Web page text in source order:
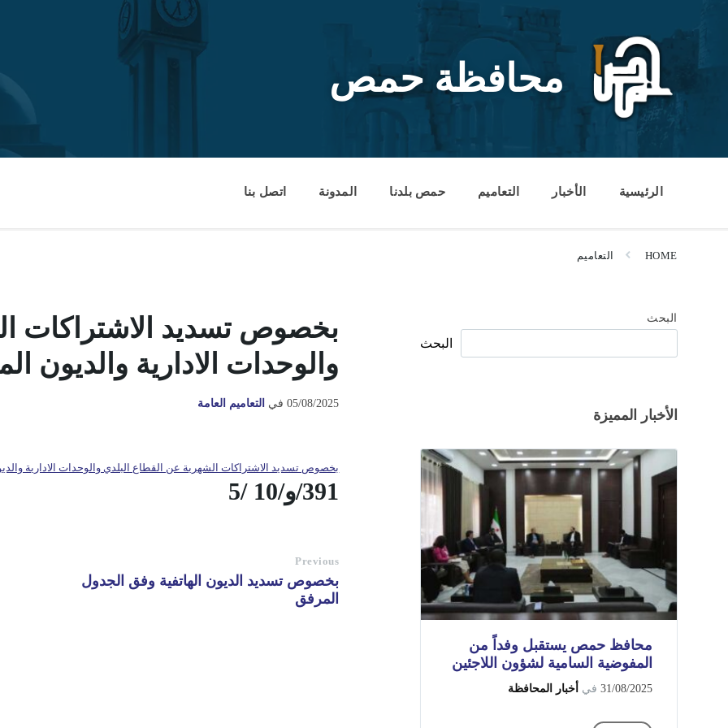
content
محافظة حمص
الرئيسية الأخبار التعاميم حمص بلدنا المدونة اتصل بنا
HOME التعاميم
بخصوص تسديد الاشتراكات
والوحدات الادارية والديون
05/08/2025 في التعاميم العامة
بخصوص تسديد الاشتراكات الشهرية عن القطاع البلدي والوحدات الادارية
391/و/10 /5
Previous
بخصوص تسديد الديون الهاتفية وفق الجدول
المرفق
البحث
البحث
الأخبار المميزة
محافظ حمص يستقبل وفداً من
المفوضية السامية لشؤون اللاجئين
31/08/2025 في أخبار المحافظة